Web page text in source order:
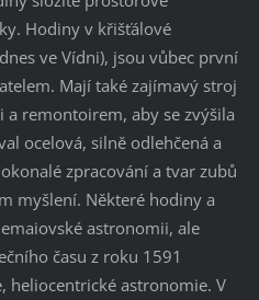
Hodiny v křišťálové
ve Vídni), jsou vůbec první
Mají také zajímavý stroj
remontoirem, aby se zvýšila
ocelová, silně odlehčená a
zpracování a tvar zubů
myšlení. Některé hodiny a
astronomii, ale
času z roku 1591
heliocentrické astronomie. V